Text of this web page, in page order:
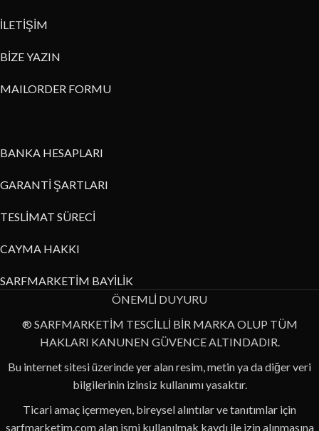
İLETİŞİM
BİZE YAZIN
MAILORDER FORMU
BANKA HESAPLARI
GARANTİ ŞARTLARI
TESLİMAT SÜRECİ
CAYMA HAKKI
SARFMARKETİM BAYİLİK
ÖNEMLİ DUYURU
® SARFMARKETİM TESCİLLİ BİR MARKA OLUP TÜM
HAKLARI KANUNEN GÜVENCE ALTINDADIR.
Bu internet sitesi üzerinde yer alan resim, metin ya da diğer veri
bilgilerinin izinsiz kullanımı yasaktır.
Ticari amaç içermeyen, bireysel alıntılar ve tanıtımlar için
sarfmarketim.com alan ismi kullanılmak kaydı ile izin alınmasına